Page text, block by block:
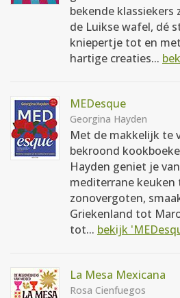
bekende klassiekers
de Luikse wafel, dé
kniepertje tot en
hartige creaties...
MEDesque
Georgina Hayden
Met de makkelijk te
bekroond
Hayden geniet je
mediterrane keuken
zonovergoten,
Griekenland tot
tot... bekijk
La Mesa Mexicana
Rosa Cienfuegos